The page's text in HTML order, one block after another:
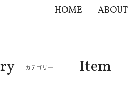
HOME ABOUT
Item
カテゴリー